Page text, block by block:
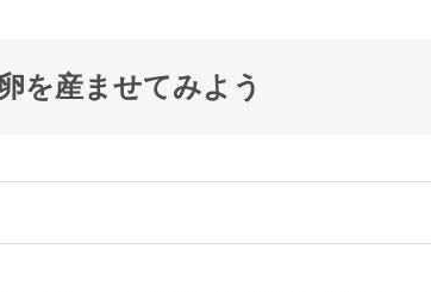
を産ませてみよう